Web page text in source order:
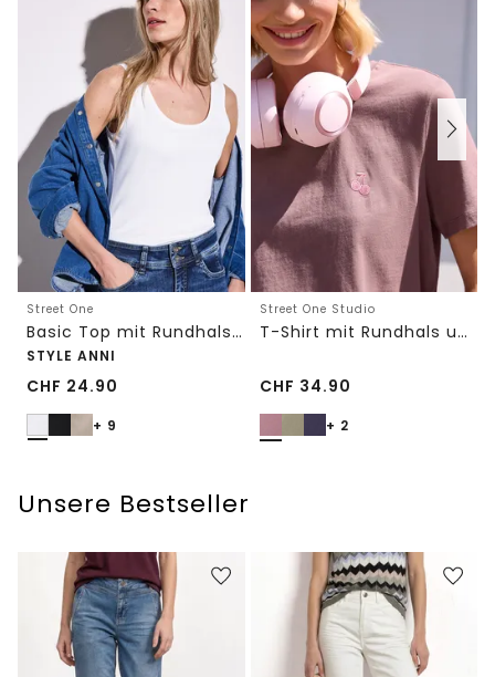
Street One
Basic Top mit Rundhals in Unifarbe
STYLE ANNI
CHF 24.90
+ 9
Street One Studio
T-Shirt mit Rundhals und Embroidery-Detail
CHF 34.90
+ 2
Unsere Bestseller